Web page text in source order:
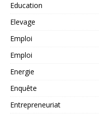
Education
Elevage
Emploi
Emploi
Energie
Enquête
Entrepreneuriat